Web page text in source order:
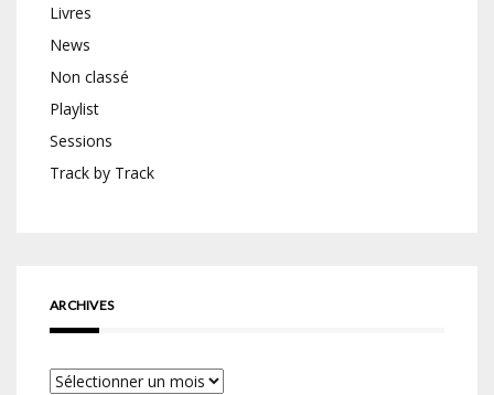
Livres
News
Non classé
Playlist
Sessions
Track by Track
ARCHIVES
Archives